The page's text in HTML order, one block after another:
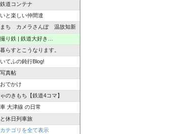
道コンテナ
と楽しい仲間達
まち カメラさんぽ 温故知新
り鉄 | 鉄道大好き…
らすとこうなります。
てふの鈍行Blog!
真帖
でかけ
のきもち【鉄道4コマ】
大津線 の日常
休日列車旅
テゴリを全て表示